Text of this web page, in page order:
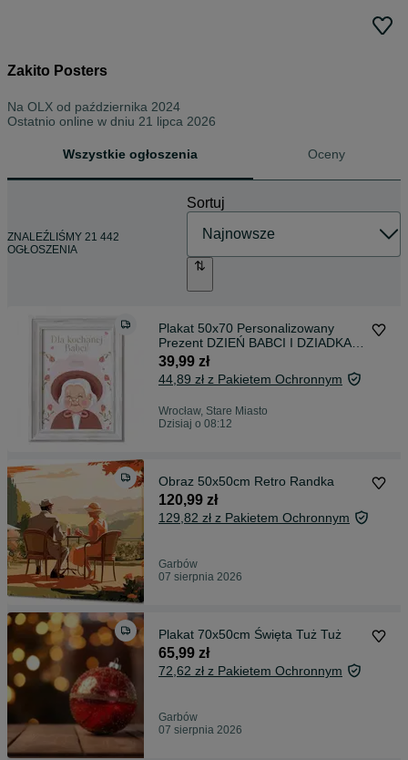
Zakito Posters
Na OLX od października 2024
Ostatnio online w dniu 21 lipca 2026
Wszystkie ogłoszenia Oceny
ZNALEŹLIŚMY 21 442
OGŁOSZENIA
Sortuj
Plakat 50x70 Personalizowany
Prezent DZIEŃ BABCI I DZIADKA
Upominek
39,99 zł
44,89 zł z Pakietem Ochronnym
Wrocław, Stare Miasto
Dzisiaj o 08:12
Obraz 50x50cm Retro Randka
120,99 zł
129,82 zł z Pakietem Ochronnym
Garbów
07 sierpnia 2026
Plakat 70x50cm Święta Tuż Tuż
65,99 zł
72,62 zł z Pakietem Ochronnym
Garbów
07 sierpnia 2026